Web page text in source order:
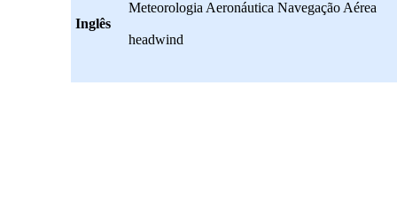
Meteorologia Aeronáutica Navegação Aérea
Inglês
headwind